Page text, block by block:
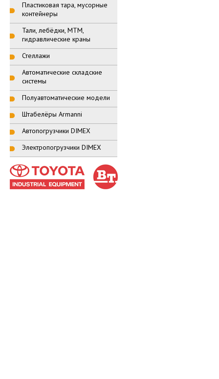
Пластиковая тара, мусорные
контейнеры
Тали, лебёдки, МТМ,
гидравлические краны
Стеллажи
Автоматические складские
системы
Полуавтоматические модели
Штабелёры Armanni
Автопогрузчики DIMEX
Электропогрузчики DIMEX